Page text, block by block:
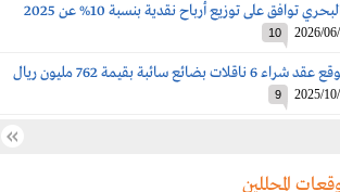
توافق على توزيع أرباح نقدية بنسبة 10% عن 2025
2026/
10
بضائع سائبة بقيمة 762 مليون ريال
2025/
9
المحللين